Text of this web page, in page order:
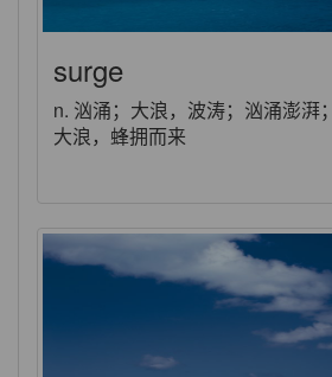
surge
n. 汹涌；大浪，波涛；汹涌澎湃
大浪，蜂拥而来